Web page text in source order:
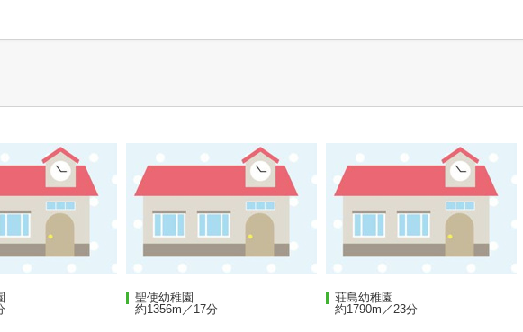
聖使幼稚園
約1356m／17分
荘島幼稚園
約1790m／23分